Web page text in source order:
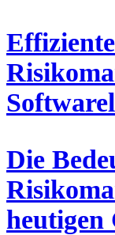
Die
heutigen